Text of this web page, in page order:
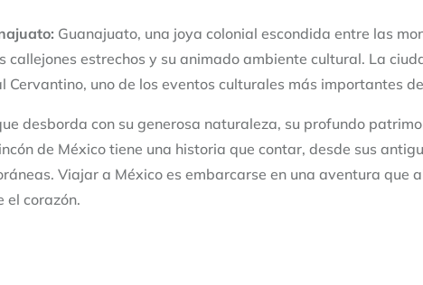
Guanajuato, una joya colonial escondida entre las
callejones estrechos y su animado ambiente cultural. La
Cervantino, uno de los eventos culturales más importantes
desborda con su generosa naturaleza, su profundo
de México tiene una historia que contar, desde sus
Viajar a México es embarcarse en una aventura que
el corazón.